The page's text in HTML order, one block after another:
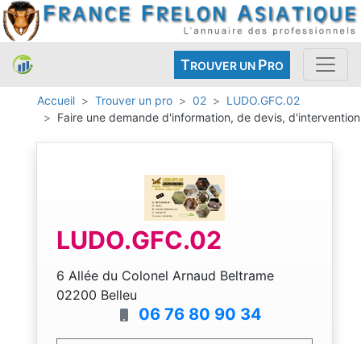
TROUVER UN PRO
Accueil Trouver un pro 02
LUDO.GFC.02
Faire une demande d'information, de devis, d'intervention
LUDO.GFC.02
6 Allée du Colonel Arnaud Beltrame
02200 Belleu
06 76 80 90 34